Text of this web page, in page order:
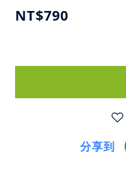
NT$790
分享到